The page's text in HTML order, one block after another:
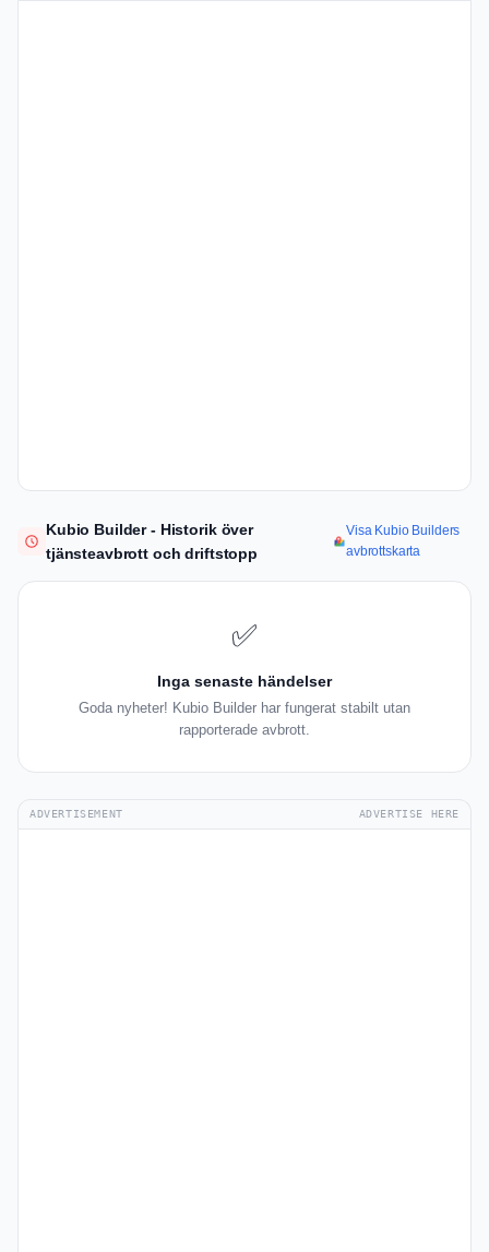
Kubio Builder - Historik över
tjänsteavbrott och driftstopp
Visa Kubio Builders
avbrottskarta
✅
Inga senaste händelser
Goda nyheter! Kubio Builder har fungerat stabilt utan
rapporterade avbrott.
ADVERTISEMENT ADVERTISE HERE